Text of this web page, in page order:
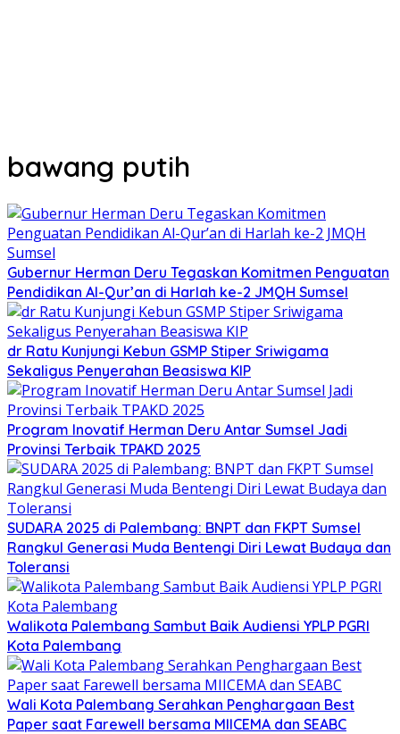
bawang putih
Gubernur Herman Deru Tegaskan Komitmen Penguatan
Pendidikan Al-Qur’an di Harlah ke-2 JMQH Sumsel
dr Ratu Kunjungi Kebun GSMP Stiper Sriwigama
Sekaligus Penyerahan Beasiswa KIP
Program Inovatif Herman Deru Antar Sumsel Jadi
Provinsi Terbaik TPAKD 2025
SUDARA 2025 di Palembang: BNPT dan FKPT Sumsel
Rangkul Generasi Muda Bentengi Diri Lewat Budaya dan
Toleransi
Walikota Palembang Sambut Baik Audiensi YPLP PGRI
Kota Palembang
Wali Kota Palembang Serahkan Penghargaan Best
Paper saat Farewell bersama MIICEMA dan SEABC